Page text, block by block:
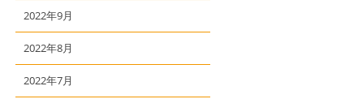
2022年9月
2022年8月
2022年7月